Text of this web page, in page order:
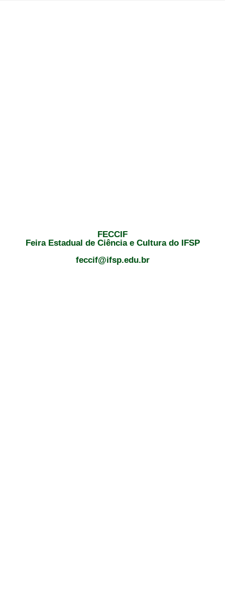
FECCIF
Feira Estadual de Ciência e Cultura do IFSP
feccif@ifsp.edu.br